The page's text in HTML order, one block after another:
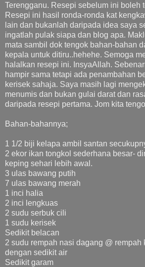
Terengganu. Resepi sebelum ini boleh
Resepi ini hasil ronda-ronda kat
lain dan bukanlah daripada idea saya
ingatlah pulak siapa dan blog apa.
mata sambil dok tengok bahan-bahan
kepala untuk ditiru..hehehe. Semoga
halalkan resepi ini. InsyaAllah.
hampir sama tetapi ada penambahan
kerisek sahaja. Saya masih lagi
menumis dan bukan gulai darat dan
daripada resepi pertama. Jom kita
Bahan-bahannya;
1 1/2 biji kelapa ambil santan
2 ekor ikan tongkol sederhana besar-
keping sehari lebih awal.
3 ulas bawang putih
7 ulas bawang merah
1 inci halia
2 inci lengkuas
2 sudu serbuk cili
1 sudu kerisek
Sedikit belacan
2 sudu rempah nasi dagang @ rempah
dengan sedikit air
Sedikit garam